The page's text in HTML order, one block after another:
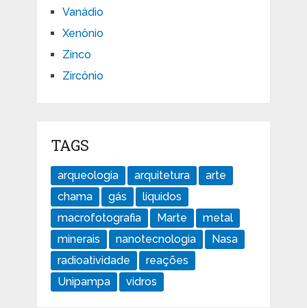
Vanádio
Xenônio
Zinco
Zircônio
TAGS
arqueologia arquitetura
arte
chama
gás
líquidos
macrofotografia
Marte
metal
minerais
nanotecnologia
Nasa
radioatividade
reações
Unipampa
vidros